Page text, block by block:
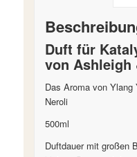
Duft für
von Ashleigh
Das Aroma von
Neroli
500ml
Duftdauer mit großen